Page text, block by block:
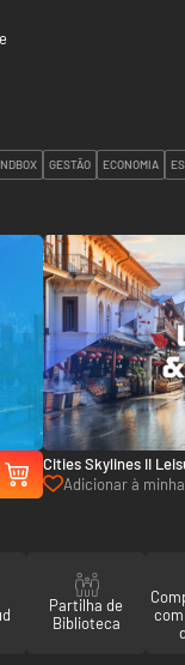
GESTÃO ECONOMIA
Cities Skylines II
Bundle - PC (Steam)
Adicionar à
Partilha de
Biblioteca